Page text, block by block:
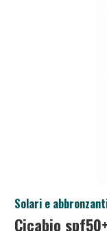
Solari e
Cicabio
Salini e